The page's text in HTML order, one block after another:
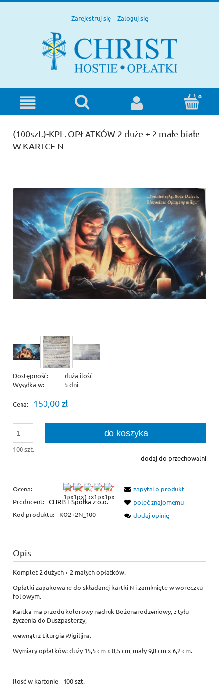
Zarejestruj się Zaloguj się
(100szt.)-KPL. OPŁATKÓW 2 duże + 2 małe białe
W KARTCE N
Dostępność:
duża ilość
Wysyłka w:
5 dni
Cena: 150,00 zł
100 szt.
do koszyka
dodaj do przechowalni
Ocena:
Producent: CHRIST Spółka z o.o.
Kod produktu:
KO2+2N_100
zapytaj o produkt
poleć znajomemu
dodaj opinię
Opis
Komplet 2 dużych + 2 małych opłatków.
Opłatki zapakowane do składanej kartki N i zamknięte w woreczku
foliowym.
Kartka ma przodu kolorowy nadruk Bożonarodzeniowy, z tyłu
życzenia do Duszpasterzy,
wewnątrz Liturgia Wigilijna.
Wymiary opłatków: duży 15,5 cm x 8,5 cm, mały 9,8 cm x 6,2 cm.
Ilość w kartonie - 100 szt.